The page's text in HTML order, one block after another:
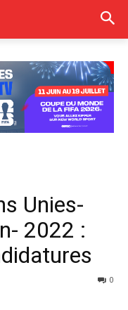
Unies-
2022 :
0